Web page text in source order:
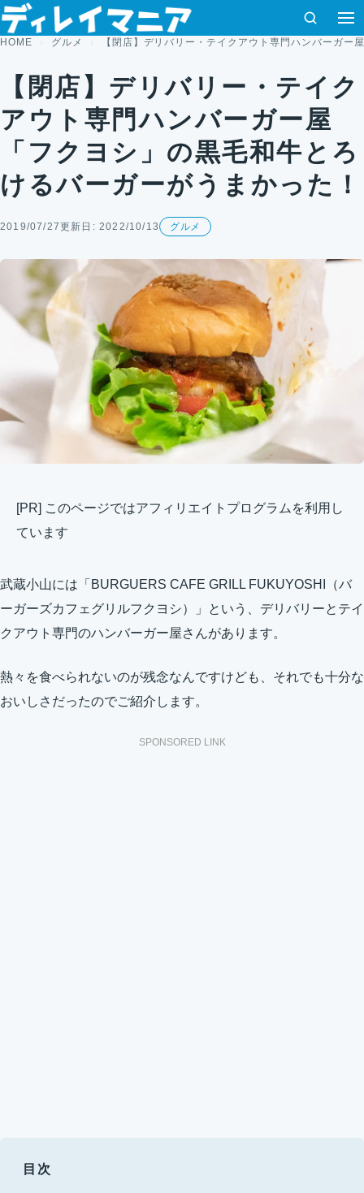
コンテンツへスキップ
検索
HOME グルメ 【閉店】デリバリー・テイクアウト専門ハンバーガ
【閉店】デリバリー・テイク
アウト専門ハンバーガー屋
「フクヨシ」の黒毛和牛とろ
けるバーガーがうまかった！
2019/07/27更新日: 2022/10/13 グルメ
[PR] このページではアフィリエイトプログラムを利用し
ています
武蔵小山には「BURGUERS CAFE GRILL FUKUYOSHI（バ
ーガーズカフェグリルフクヨシ）」という、デリバリーとテイ
クアウト専門のハンバーガー屋さんがあります。
熱々を食べられないのが残念なんですけども、それでも十分な
おいしさだったのでご紹介します。
SPONSORED LINK
目次